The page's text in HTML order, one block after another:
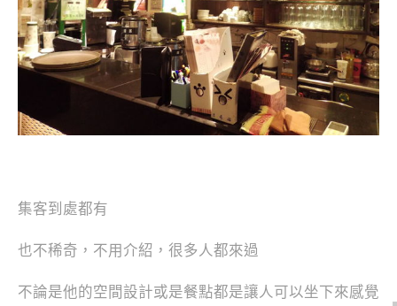
集客到處都有
也不稀奇，不用介紹，很多人都來過
不論是他的空間設計或是餐點都是讓人可以坐下來感覺